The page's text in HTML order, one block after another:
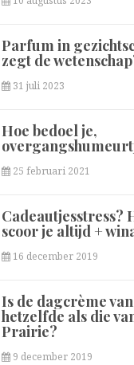
Parfum in
zegt de
31 juli 2023
Hoe bedoel je,
25 februari 2021
Cadeautjesstress?
scoor je altijd +
16 december 2019
Is de dagcrème
hetzelfde als die
Prairie?
9 december 2019